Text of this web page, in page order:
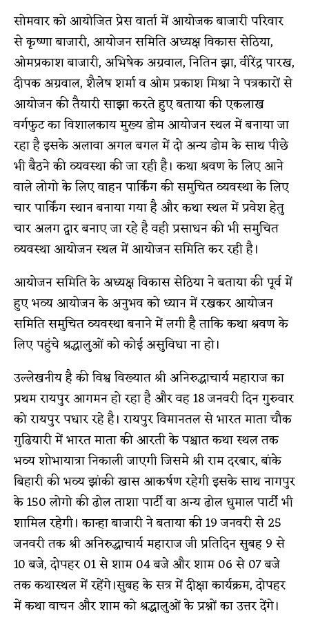
सोमवार को आयोजित प्रेस वार्ता में आयोजक बाजारी परिवार
से कृष्णा बाजारी, आयोजन समिति अध्यक्ष विकास सेठिया,
ओमप्रकाश बाजारी, अभिषेक अग्रवाल, नितिन झा, वीरेंद्र पारख,
दीपक अग्रवाल, शैलेष शर्मा व ओम प्रकाश मिश्रा ने पत्रकारों से
आयोजन की तैयारी साझा करते हुए बताया की एकलाख
वर्गफुट का विशालकाय मुख्य डोम आयोजन स्थल में बनाया जा
रहा है इसके अलावा अगल बगल में दो अन्य डोम के साथ पीछे
भी बैठने की व्यवस्था की जा रही है। कथा श्रवण के लिए आने
वाले लोगो के लिए वाहन पार्किंग की समुचित व्यवस्था के लिए
चार पार्किंग स्थान बनाया गया है और कथा स्थल में प्रवेश हेतु
चार अलग द्वार बनाए जा रहे है वही प्रसाधन की भी समुचित
व्यवस्था आयोजन स्थल में आयोजन समिति कर रही है।
आयोजन समिति के अध्यक्ष विकास सेठिया ने बताया की पूर्व में
हुए भव्य आयोजन के अनुभव को ध्यान में रखकर आयोजन
समिति समुचित व्यवस्था बनाने में लगी है ताकि कथा श्रवण के
लिए पहुंचे श्रद्धालुओं को कोई असुविधा ना हो।
उल्लेखनीय है की विश्व विख्यात श्री अनिरुद्धाचार्य महाराज का
प्रथम रायपुर आगमन हो रहा है और वह 18 जनवरी दिन गुरुवार
को रायपुर पधार रहे है। रायपुर विमानतल से भारत माता चौक
गुढियारी में भारत माता की आरती के पश्चात कथा स्थल तक
भव्य शोभायात्रा निकाली जाएगी जिसमे श्री राम दरबार, बांके
बिहारी की भव्य झांकी खास आकर्षण रहेगी इसके साथ नागपुर
के 150 लोगो की ढोल ताशा पार्टी वा अन्य ढोल धुमाल पार्टी भी
शामिल रहेगी। कान्हा बाजारी ने बताया की 19 जनवरी से 25
जनवरी तक श्री अनिरुद्धाचार्य महाराज जी प्रतिदिन सुबह 9 से
10 बजे, दोपहर 01 से शाम 04 बजे और शाम 06 से 07 बजे
तक कथास्थल में रहेंगे।सुबह के सत्र में दीक्षा कार्यक्रम, दोपहर
में कथा वाचन और शाम को श्रद्धालुओं के प्रश्नों का उत्तर देंगे।